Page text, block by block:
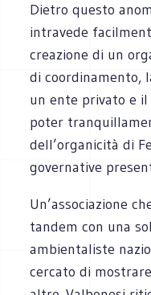
Dietro questo
intravede
creazione di un
di coordinamento,
un ente privato e
poter
dell’organicità di
governative
Un’associazione
tandem con una
ambientaliste
cercato di